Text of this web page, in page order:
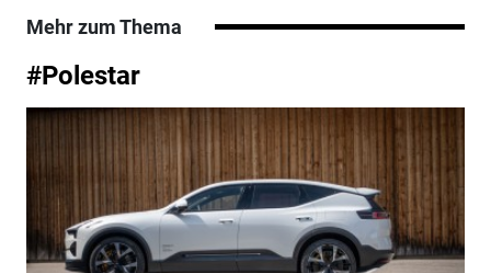
Mehr zum Thema
#Polestar